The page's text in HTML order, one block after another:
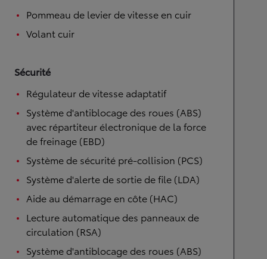
Pommeau de levier de vitesse en cuir
Volant cuir
Sécurité
Régulateur de vitesse adaptatif
Système d'antiblocage des roues (ABS)
avec répartiteur électronique de la force
de freinage (EBD)
Système de sécurité pré-collision (PCS)
Système d'alerte de sortie de file (LDA)
Aide au démarrage en côte (HAC)
Lecture automatique des panneaux de
circulation (RSA)
Système d'antiblocage des roues (ABS)